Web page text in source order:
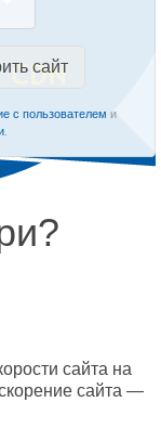
сайт
с пользователем и
.
сайта на
сайта —